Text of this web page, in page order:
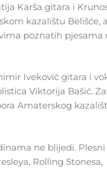
Karša gitara i
kazalištu Belišće, a
poznatih pjesama
Iveković gitara i
Viktorija Bašić.
Amaterskog
ne blijedi. Plesni
Rolling Stonesa,